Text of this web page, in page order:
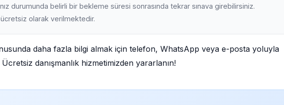
durumunda belirli bir bekleme süresi sonrasında tekrar sınava girebilirsiniz.
olarak verilmektedir.
daha fazla bilgi almak için telefon, WhatsApp veya e-posta yoluyla
danışmanlık hizmetimizden yararlanın!